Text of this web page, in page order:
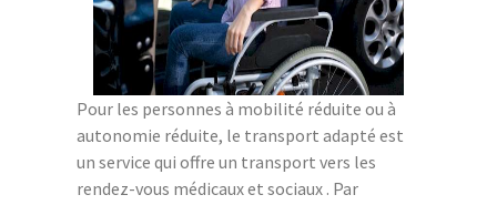
Pour les personnes à mobilité réduite ou à
autonomie réduite, le transport adapté est
un service qui offre un transport vers les
rendez-vous médicaux et sociaux . Par